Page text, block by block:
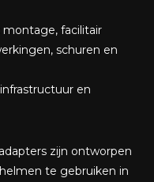
facilitair
schuren en
en
zijn ontworpen
te gebruiken in